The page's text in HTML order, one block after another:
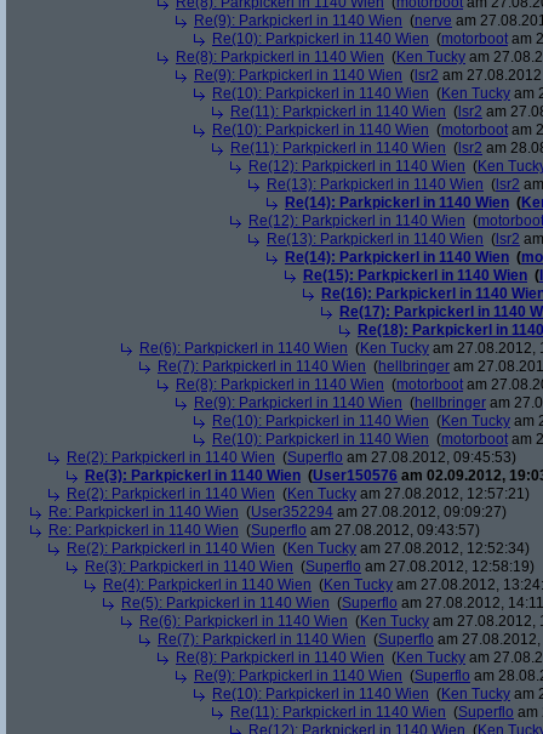
Re(9): Parkpickerl in 1140 Wien (nerve am
Re(10): Parkpickerl in 1140 Wien (motorboot am
Re(8): Parkpickerl in 1140 Wien (Ken Tucky am
Re(9): Parkpickerl in 1140 Wien ( lsr2 am
Re(10): Parkpickerl in 1140 Wien (Ken Tucky am
Re(11): Parkpickerl in 1140 Wien ( lsr2 am
Re(10): Parkpickerl in 1140 Wien (motorboot am
Re(11): Parkpickerl in 1140 Wien ( lsr2 am
Re(12): Parkpickerl in 1140 Wien (Ken
Re(13): Parkpickerl in 1140 Wien ( lsr2
Re(14): Parkpickerl in 1140 Wien (
Re(12): Parkpickerl in 1140 Wien (motorboot
Re(13): Parkpickerl in 1140 Wien ( lsr2
Re(14): Parkpickerl in 1140 Wien (
Re(15): Parkpickerl in 1140 Wien (
Re(16): Parkpickerl in 1140
Re(17): Parkpickerl in 1140
Re(18): Parkpickerl in
Re(6): Parkpickerl in 1140 Wien (Ken Tucky am 27.08.2012,
Re(7): Parkpickerl in 1140 Wien (hellbringer am
Re(8): Parkpickerl in 1140 Wien (motorboot am
Re(9): Parkpickerl in 1140 Wien (hellbringer am
Re(10): Parkpickerl in 1140 Wien (Ken Tucky am
Re(10): Parkpickerl in 1140 Wien (motorboot am
Re(2): Parkpickerl in 1140 Wien (Superflo am 27.08.2012, 09:45:53)
Re(3): Parkpickerl in 1140 Wien (User150576 am 02.09.2012,
Re(2): Parkpickerl in 1140 Wien (Ken Tucky am 27.08.2012, 12:57:21)
Re: Parkpickerl in 1140 Wien (User352294 am 27.08.2012, 09:09:27)
Re: Parkpickerl in 1140 Wien (Superflo am 27.08.2012, 09:43:57)
Re(2): Parkpickerl in 1140 Wien (Ken Tucky am 27.08.2012, 12:52:34)
Re(3): Parkpickerl in 1140 Wien (Superflo am 27.08.2012, 12:58:19)
Re(4): Parkpickerl in 1140 Wien (Ken Tucky am 27.08.2012,
Re(5): Parkpickerl in 1140 Wien (Superflo am 27.08.2012,
Re(6): Parkpickerl in 1140 Wien (Ken Tucky am 27.08.2012,
Re(7): Parkpickerl in 1140 Wien (Superflo am
Re(8): Parkpickerl in 1140 Wien (Ken Tucky am
Re(9): Parkpickerl in 1140 Wien (Superflo am
Re(10): Parkpickerl in 1140 Wien (Ken Tucky am
Re(11): Parkpickerl in 1140 Wien (Superflo am
Re(12): Parkpickerl in 1140 Wien (Ken